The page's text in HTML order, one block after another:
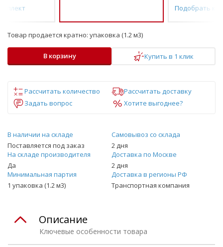
Подобрать
Товар продается кратно: упаковка (1.2 м3)
В корзину Купить в 1 клик
Рассчитать количество
Рассчитать доставку
Задать вопрос
Хотите выгоднее?
В наличии на складе
Поставляется под заказ
Самовывоз со склада
2 дня
На складе производителя
Да
Доставка по Москве
2 дня
Минимальная партия
1 упаковка (1.2 м3)
Доставка в регионы РФ
Транспортная компания
Ключевые особенности товара
Описание